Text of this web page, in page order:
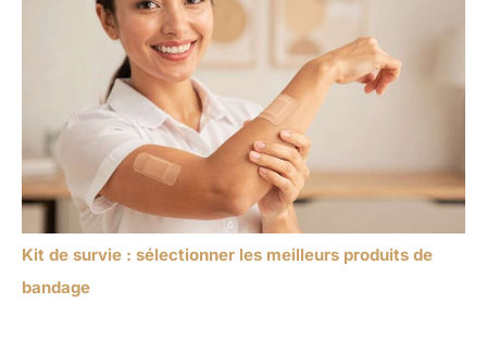
Kit de survie : sélectionner les meilleurs produits de
bandage